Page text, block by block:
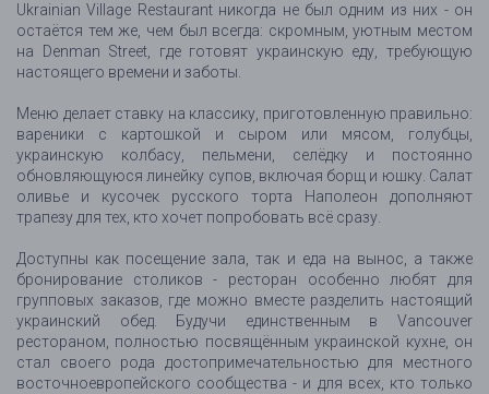
Ukrainian Village Restaurant никогда не был одним из них - он
остаётся тем же, чем был всегда: скромным, уютным местом
на Denman Street, где готовят украинскую еду, требующую
настоящего времени и заботы.
Меню делает ставку на классику, приготовленную правильно:
вареники с картошкой и сыром или мясом, голубцы,
украинскую колбасу, пельмени, селёдку и постоянно
обновляющуюся линейку супов, включая борщ и юшку. Салат
оливье и кусочек русского торта Наполеон дополняют
трапезу для тех, кто хочет попробовать всё сразу.
Доступны как посещение зала, так и еда на вынос, а также
бронирование столиков - ресторан особенно любят для
групповых заказов, где можно вместе разделить настоящий
украинский обед. Будучи единственным в Vancouver
рестораном, полностью посвящённым украинской кухне, он
стал своего рода достопримечательностью для местного
восточноевропейского сообщества - и для всех, кто только